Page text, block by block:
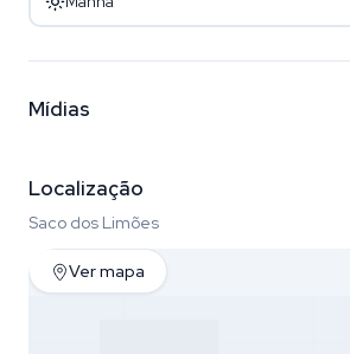
Mídias
Localização
Saco dos Limões
Ver mapa